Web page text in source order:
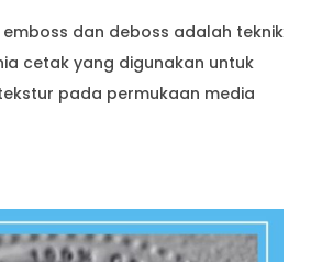
dan deboss adalah teknik
cetak yang digunakan untuk
pada permukaan media